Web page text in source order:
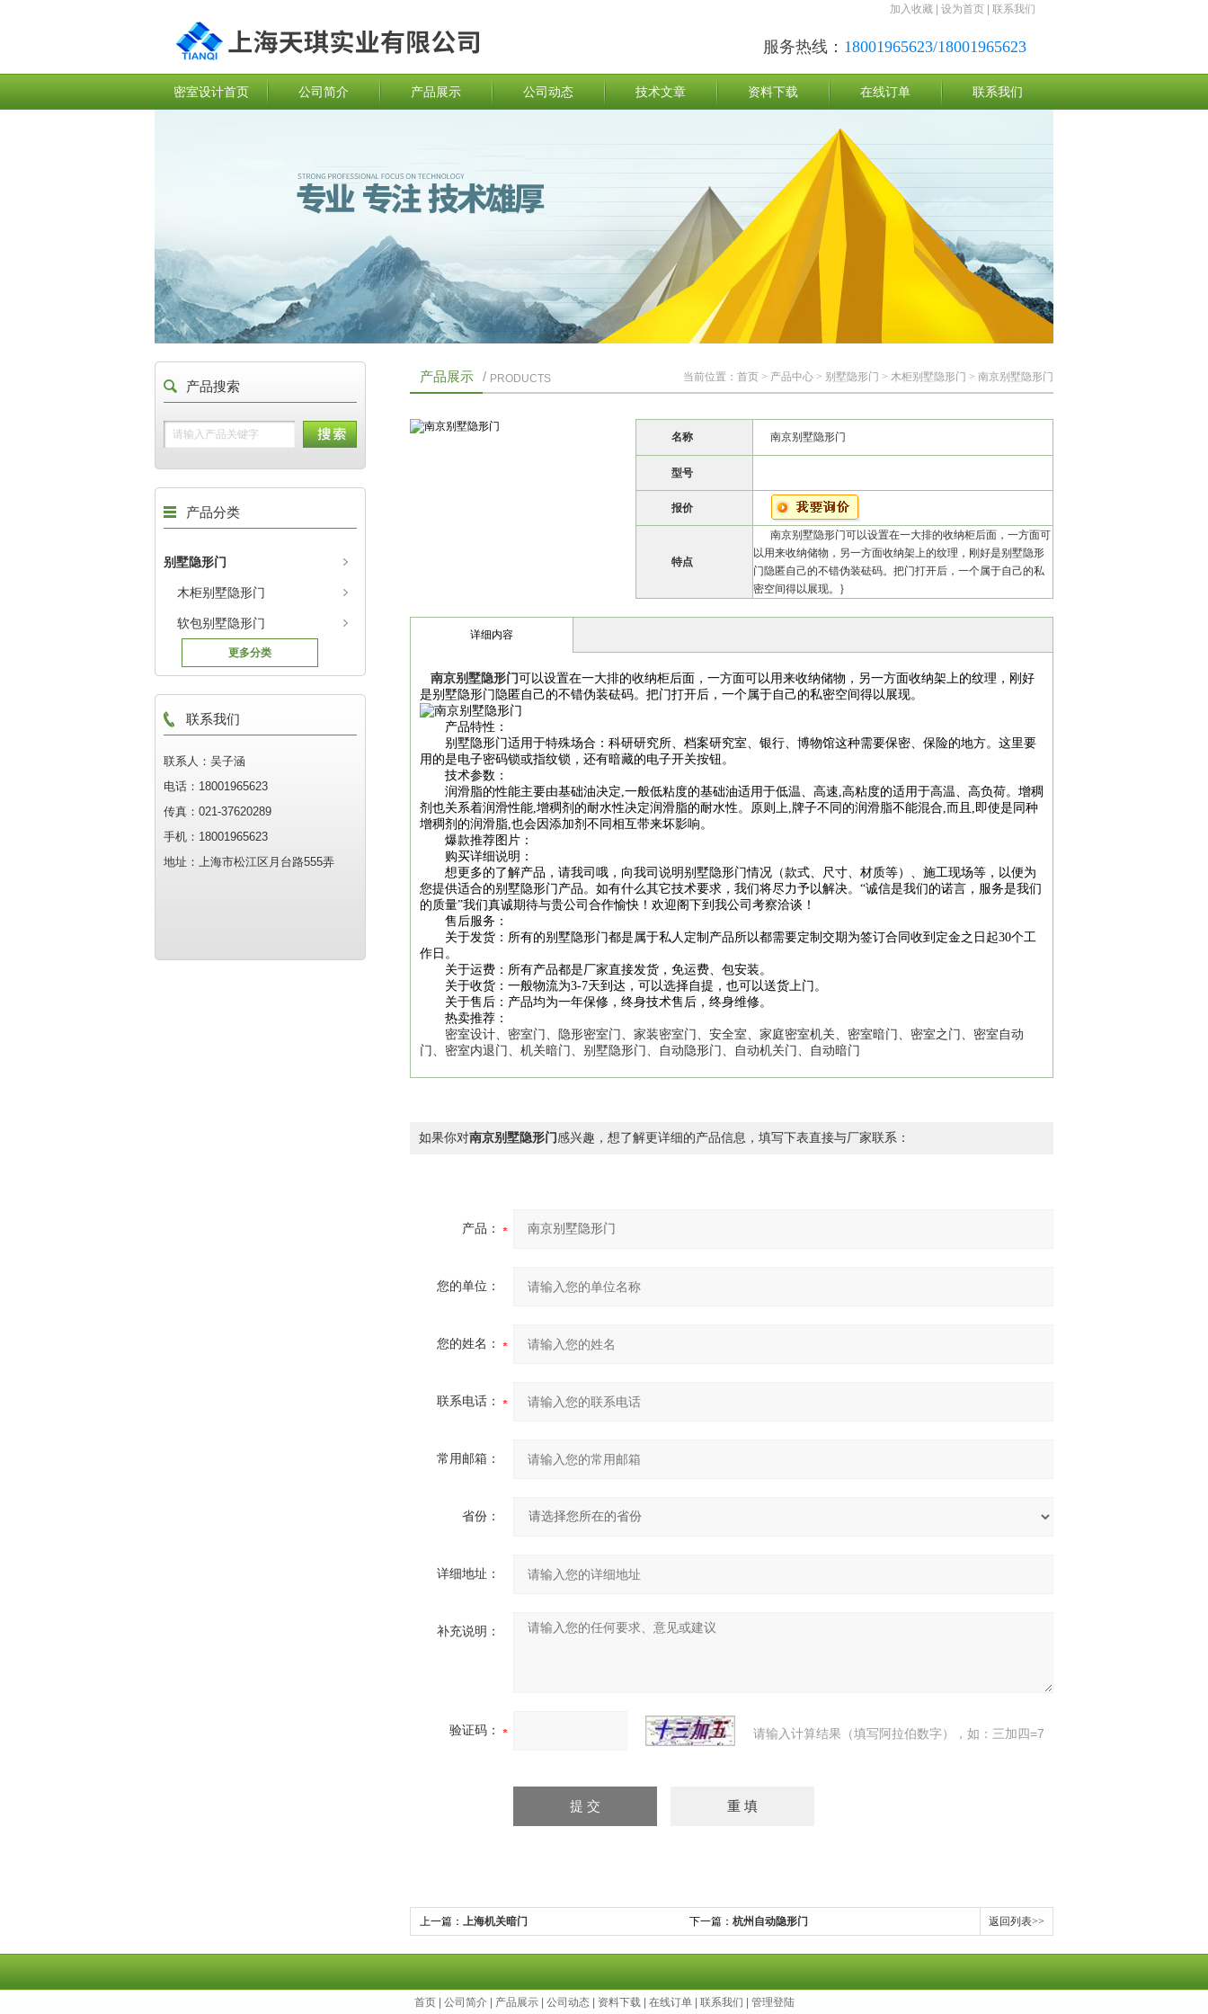
加入收藏 设为首页 联系我们
服务热线： 18001965623/18001965623
密室设计首页 公司简介 产品展示 公司动态 技术文章 资料下载 在线订单 联系我们
产品搜索
产品分类
别墅隐形门
木柜别墅隐形门
软包别墅隐形门
更多分类
联系我们
联系人：吴子涵
电话：18001965623
传真：021-37620289
手机：18001965623
地址：上海市松江区月台路555弄
产品展示 / PRODUCTS 当前位置： 首页 > 产品中心 > 别墅隐形门 > 木柜别墅隐形门 > 南京别墅隐形门
名称 南京别墅隐形门
型号
报价
特点
南京别墅隐形门可以设置在一大排的收纳柜后面，一方面可
以用来收纳储物，另一方面收纳架上的纹理，刚好是别墅隐形
门隐匿自己的不错伪装砝码。把门打开后，一个属于自己的私
密空间得以展现。}
详细内容
南京别墅隐形门可以设置在一大排的收纳柜后面，一方面可以用来收纳储物，另一方面收纳架上的纹理，刚好
是别墅隐形门隐匿自己的不错伪装砝码。把门打开后，一个属于自己的私密空间得以展现。
产品特性：
别墅隐形门适用于特殊场合：科研研究所、档案研究室、银行、博物馆这种需要保密、保险的地方。这里要
用的是电子密码锁或指纹锁，还有暗藏的电子开关按钮。
技术参数：
润滑脂的性能主要由基础油决定,一般低粘度的基础油适用于低温、高速,高粘度的适用于高温、高负荷。增稠
剂也关系着润滑性能,增稠剂的耐水性决定润滑脂的耐水性。原则上,牌子不同的润滑脂不能混合,而且,即使是同种
增稠剂的润滑脂,也会因添加剂不同相互带来坏影响。
爆款推荐图片：
购买详细说明：
想更多的了解产品，请我司哦，向我司说明别墅隐形门情况（款式、尺寸、材质等）、施工现场等，以便为
您提供适合的别墅隐形门产品。如有什么其它技术要求，我们将尽力予以解决。“诚信是我们的诺言，服务是我们
的质量”我们真诚期待与贵公司合作愉快！欢迎阁下到我公司考察洽谈！
售后服务：
关于发货：所有的别墅隐形门都是属于私人定制产品所以都需要定制交期为签订合同收到定金之日起30个工
作日。
关于运费：所有产品都是厂家直接发货，免运费、包安装。
关于收货：一般物流为3-7天到达，可以选择自提，也可以送货上门。
关于售后：产品均为一年保修，终身技术售后，终身维修。
热卖推荐：
密室设计、密室门、隐形密室门、家装密室门、安全室、家庭密室机关、密室暗门、密室之门、密室自动
门、密室内退门、机关暗门、别墅隐形门、自动隐形门、自动机关门、自动暗门
如果你对南京别墅隐形门感兴趣，想了解更详细的产品信息，填写下表直接与厂家联系：
产品：
您的单位：
您的姓名：
联系电话：
常用邮箱：
省份：
详细地址：
补充说明：
验证码： 请输入计算结果（填写阿拉伯数字），如：三加四=7
上一篇： 上海机关暗门 下一篇： 杭州自动隐形门 返回列表>>
首页| 公司简介| 产品展示| 公司动态| 资料下载| 在线订单| 联系我们 管理登陆